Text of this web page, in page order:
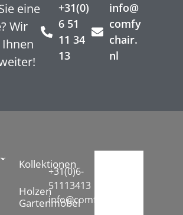
eine
Wir
+31(0)
6 51
11 34
13
info@
comfy
chair.
nl
Kollektionen
Holzen
Gartenmöbel
+31(0)6-
51113413
info@comfychair.nl